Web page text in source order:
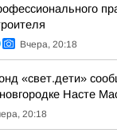
Вчера, 20:18
«свет.дети»
Насте
20:18